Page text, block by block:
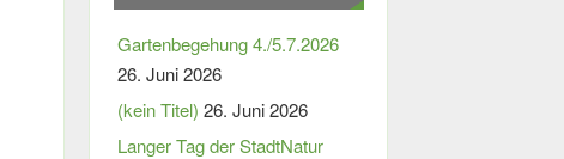
Gartenbegehung 4./5.7.2026
26. Juni 2026
(kein Titel) 26. Juni 2026
Langer Tag der StadtNatur